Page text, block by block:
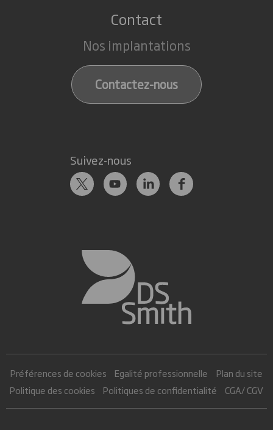
Contact
Nos implantations
Contactez-nous
Suivez-nous
Préférences de cookies Egalité professionnelle
Plan du site
Politique des cookies
Politiques de confidentialité CGA/ CGV